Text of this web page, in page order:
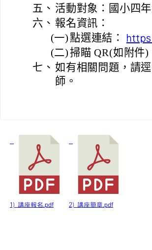
五、 活動對象：國小四
六、 報名資訊：
(一) 點選連結：
(二)掃瞄 QR(如附件)
七、 如有相關問題，請
師。
1) 講座報名.pdf 2) 講座簡章.pdf